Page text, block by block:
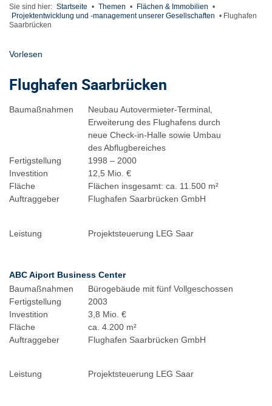
Sie sind hier: Startseite • Themen • Flächen & Immobilien •
Projektentwicklung und -management unserer Gesellschaften • Flughafen
Saarbrücken
Vorlesen
Flughafen Saarbrücken
Baumaßnahmen
Neubau Autovermieter-Terminal,
Erweiterung des Flughafens durch
neue Check-in-Halle sowie Umbau
des Abflugbereiches
Fertigstellung
1998 – 2000
Investition
12,5 Mio. €
Fläche
Flächen insgesamt: ca. 11.500 m²
Auftraggeber
Flughafen Saarbrücken GmbH
Leistung Projektsteuerung LEG Saar
ABC Aiport Business Center
Baumaßnahmen
Bürogebäude mit fünf Vollgeschossen
Fertigstellung
2003
Investition
3,8 Mio. €
Fläche
ca. 4.200 m²
Auftraggeber
Flughafen Saarbrücken GmbH
Leistung Projektsteuerung LEG Saar